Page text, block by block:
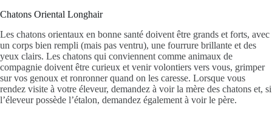
Chatons Oriental Longhair
Les chatons orientaux en bonne santé doivent être grands et forts, avec
un corps bien rempli (mais pas ventru), une fourrure brillante et des
yeux clairs. Les chatons qui conviennent comme animaux de
compagnie doivent être curieux et venir volontiers vers vous, grimper
sur vos genoux et ronronner quand on les caresse. Lorsque vous
rendez visite à votre éleveur, demandez à voir la mère des chatons et, si
l’éleveur possède l’étalon, demandez également à voir le père.